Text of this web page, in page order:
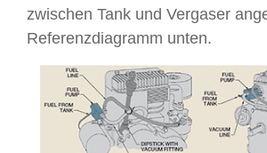
zwischen Tank und Vergaser
Referenzdiagramm unten.